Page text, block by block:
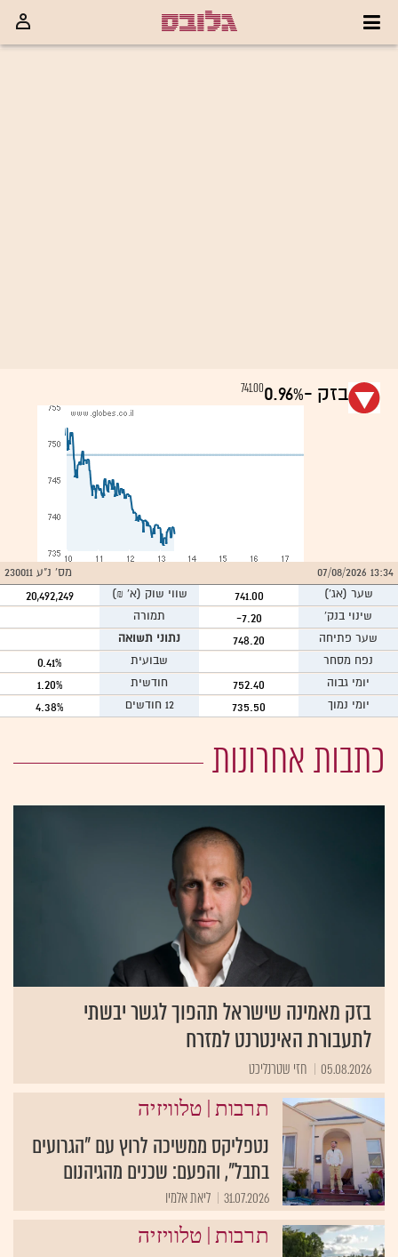
בזק -0.96%
741.00
13:34 07/08/2026
מס' נ"ע 230011
שער (אג') 741.00 שווי שוק (א` ₪) 20,492,249
שינוי בנק' -7.20
תמורה
שער פתיחה
748.20
נתוני תשואה
נפח מסחר
שבועית 0.41%
יומי גבוה 752.40 חודשית 1.20%
יומי נמוך 735.50 12 חודשים 4.38%
כתבות אחרונות
בזק מאמינה שישראל תהפוך לגשר יבשתי
לתעבורת האינטרנט למזרח
05.08.2026 חזי שטרנליכט
תרבות | טלוויזיה
נטפליקס ממשיכה לרוץ עם "הגרועים
בתבל", והפעם: שכנים מהגיהנום
31.07.2026 ליאת אלמיו
תרבות | טלוויזיה